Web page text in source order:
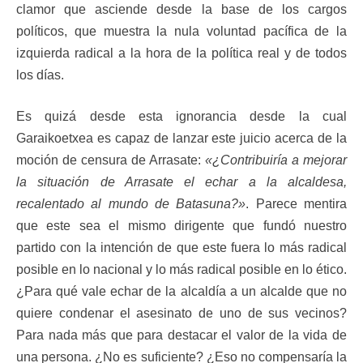
clamor que asciende desde la base de los cargos
políticos, que muestra la nula voluntad pacífica de la
izquierda radical a la hora de la política real y de todos
los días.
Es quizá desde esta ignorancia desde la cual
Garaikoetxea es capaz de lanzar este juicio acerca de la
moción de censura de Arrasate: «¿Contribuiría a mejorar
la situación de Arrasate el echar a la alcaldesa,
recalentado al mundo de Batasuna?». Parece mentira
que este sea el mismo dirigente que fundó nuestro
partido con la intención de que este fuera lo más radical
posible en lo nacional y lo más radical posible en lo ético.
¿Para qué vale echar de la alcaldía a un alcalde que no
quiere condenar el asesinato de uno de sus vecinos?
Para nada más que para destacar el valor de la vida de
una persona. ¿No es suficiente? ¿Eso no compensaría la